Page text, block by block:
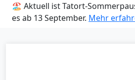
🏖️ Aktuell ist Tatort-
es ab 13 September. Mehr